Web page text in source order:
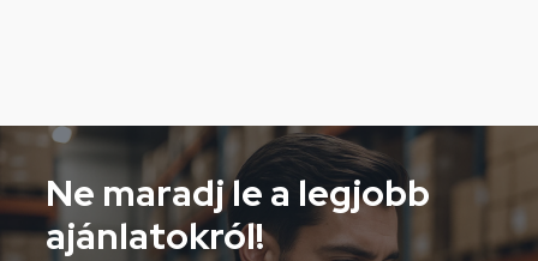
Ne maradj le a legjobb
ajánlatokról!